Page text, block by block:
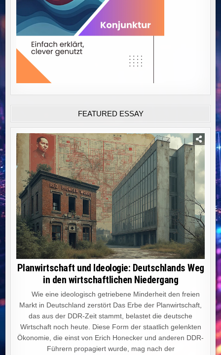
FEATURED ESSAY
Planwirtschaft und Ideologie: Deutschlands Weg
in den wirtschaftlichen Niedergang
Wie eine ideologisch getriebene Minderheit den freien
Markt in Deutschland zerstört Das Erbe der Planwirtschaft,
das aus der DDR-Zeit stammt, belastet die deutsche
Wirtschaft noch heute. Diese Form der staatlich gelenkten
Ökonomie, die einst von Erich Honecker und anderen DDR-
Führern propagiert wurde, mag nach der